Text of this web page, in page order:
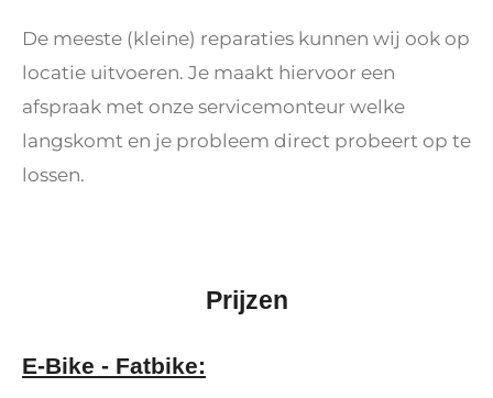
De meeste (kleine) reparaties kunnen wij ook op
locatie uitvoeren. Je maakt hiervoor een
afspraak met onze servicemonteur welke
langskomt en je probleem direct probeert op te
lossen.
Prijzen
E-Bike - Fatbike: